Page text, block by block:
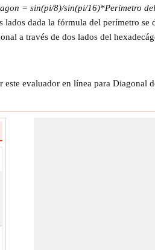
= sin(pi/8)/sin(pi/16)*Perímetro del
dada la fórmula del perímetro se
a través de dos lados del
este evaluador en línea para Diagonal